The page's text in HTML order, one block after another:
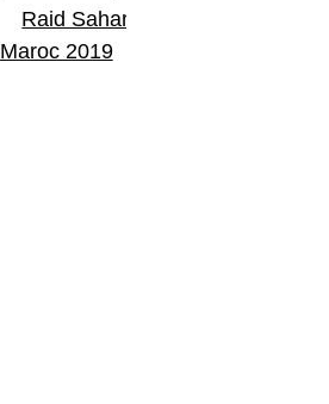
Raid Sahara Tour
Maroc 2019